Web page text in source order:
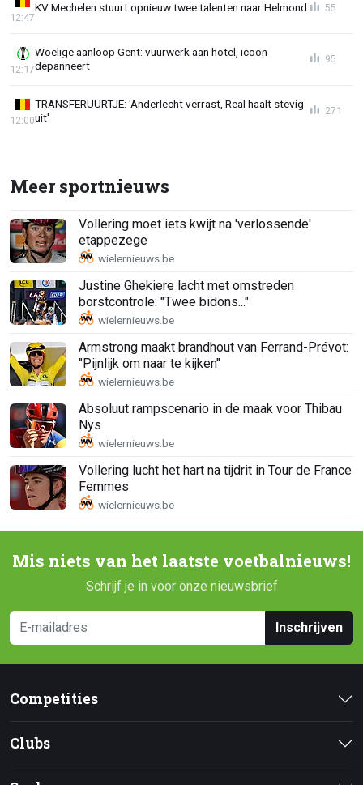
KV Mechelen stuurt opnieuw twee talenten naar Helmond
12:47
55
Woelige aanloop Gent: vuurwerk aan hotel, icoon
depanneert
12:17
95
TRANSFERUURTJE: 'Anderlecht verrast, Real haalt stevig
uit'
12:00
271
Meer sportnieuws
Vollering moet iets kwijt na 'verlossende'
etappezege
Justine Ghekiere lacht met omstreden
borstcontrole: "Twee bidons..."
Armstrong maakt brandhout van Ferrand-Prévot:
"Pijnlijk om naar te kijken"
Absoluut rampscenario in de maak voor Thibau
Nys
Vollering lucht het hart na tijdrit in Tour de France
Femmes
Mis niets van het laatste voetbalnieuws!
Schrijf je in voor onze nieuwsbrief
Inschrijven
Competities
Clubs